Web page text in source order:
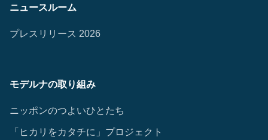
ニュースルーム
プレスリリース 2026
モデルナの取り組み
ニッポンのつよいひとたち
「ヒカリをカタチに」プロジェクト